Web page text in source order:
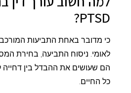
PTSD?
כי מדובר באחת התביעות
לאומי. ניסוח התביעה, בחירת
הם שעושים את ההבדל בין
כל החיים.